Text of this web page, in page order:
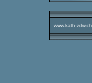
www.kath-zdw.ch